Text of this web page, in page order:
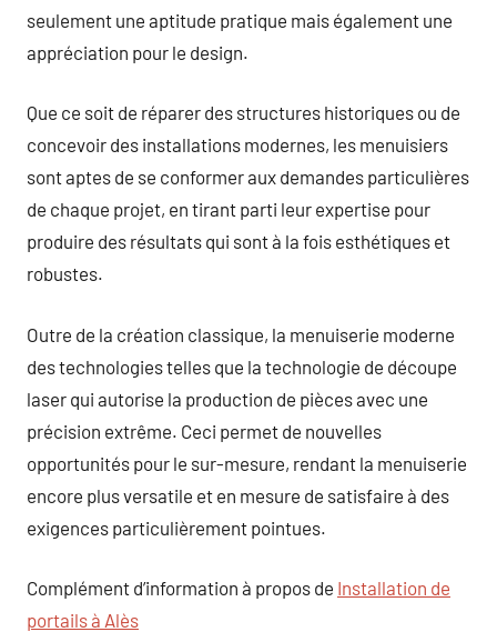
seulement une aptitude pratique mais également une
appréciation pour le design.
Que ce soit de réparer des structures historiques ou de
concevoir des installations modernes, les menuisiers
sont aptes de se conformer aux demandes particulières
de chaque projet, en tirant parti leur expertise pour
produire des résultats qui sont à la fois esthétiques et
robustes.
Outre de la création classique, la menuiserie moderne
des technologies telles que la technologie de découpe
laser qui autorise la production de pièces avec une
précision extrême. Ceci permet de nouvelles
opportunités pour le sur-mesure, rendant la menuiserie
encore plus versatile et en mesure de satisfaire à des
exigences particulièrement pointues.
Complément d’information à propos de Installation de
portails à Alès